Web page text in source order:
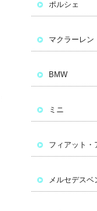
ポルシェ
マクラーレン
BMW
ミニ
フィアット・
メルセデスベ